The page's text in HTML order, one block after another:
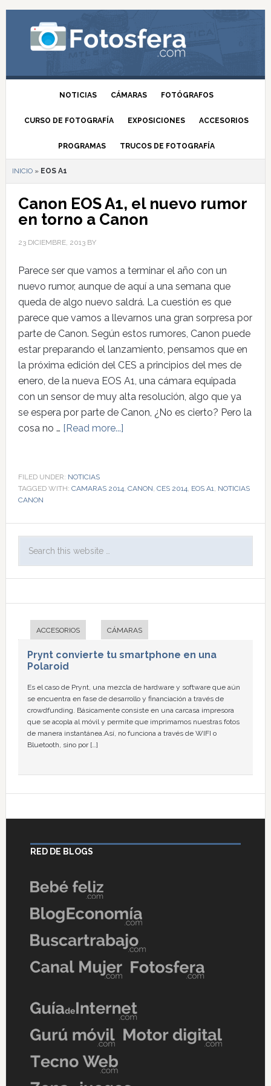
NOTICIAS CÁMARAS FOTÓGRAFOS
CURSO DE FOTOGRAFÍA EXPOSICIONES ACCESORIOS
PROGRAMAS TRUCOS DE FOTOGRAFÍA
INICIO» EOS A1
Canon EOS A1, el nuevo rumor
en torno a Canon
23 DICIEMBRE, 2013BY
Parece ser que vamos a terminar el año con un
nuevo rumor, aunque de aquí a una semana que
queda de algo nuevo saldrá. La cuestión es que
parece que vamos a llevarnos una gran sorpresa por
parte de Canon. Según estos rumores, Canon puede
estar preparando el lanzamiento, pensamos que en
la próxima edición del CES a principios del mes de
enero, de la nueva EOS A1, una cámara equipada
con un sensor de muy alta resolución, algo que ya
se espera por parte de Canon, ¿No es cierto? Pero la
cosa no … [Read more...]
FILED UNDER: NOTICIAS
TAGGED WITH: CAMARAS 2014, CANON, CES 2014, EOS A1, NOTICIAS
CANON
ACCESORIOS CÁMARAS
Prynt convierte tu smartphone en una
Polaroid
Es el caso de Prynt, una mezcla de hardware y software que aún
se encuentra en fase de desarrollo y financiación a través de
crowdfunding. Básicamente consiste en una carcasa impresora
que se acopla al móvil y permite que imprimamos nuestras fotos
de manera instantánea.Así, no funciona a través de WIFI o
Bluetooth, sino por […]
RED DE BLOGS